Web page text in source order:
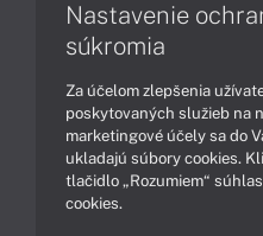
Obchodné informácie
Ako nakupovať
Nastavenie
súkromia
Za účelom zlepšenia
poskytovaných služieb na
marketingové účely sa do
ukladajú súbory cookies.
tlačidlo „Rozumiem“
cookies.